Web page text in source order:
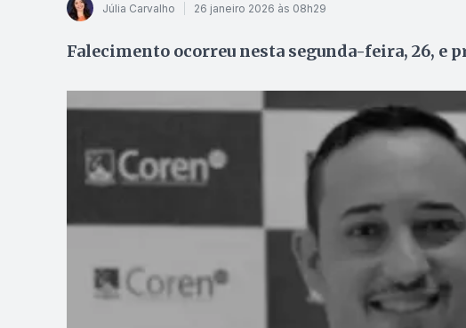
Júlia Carvalho 26 janeiro 2026 às 08h29
Falecimento ocorreu nesta segunda-feira, 26, e